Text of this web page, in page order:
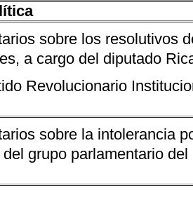
sobre los resolutivos
a cargo del diputado
Revolucionario
sobre la intolerancia
grupo parlamentario